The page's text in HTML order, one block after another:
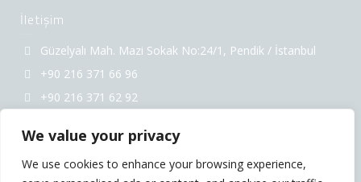
We value your privacy
We use cookies to enhance your browsing experience,
İletişim
Güzelyalı Mah. Mazi Sokak No:24/1, Pendik / İstanbul
+90 216 371 66 96
+90 216 371 62 92